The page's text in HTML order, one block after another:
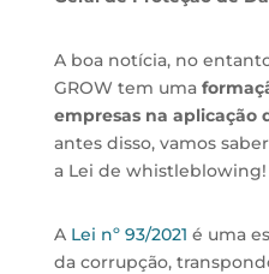
A boa notícia, no
GROW tem uma
empresas na aplicação
antes disso, vamos
a Lei de whistleblowing!
A Lei nº 93/2021 é uma
da corrupção,